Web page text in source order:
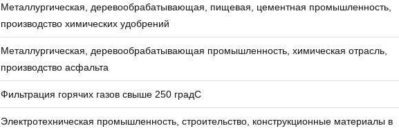
Металлургическая, деревообрабатывающая, пищевая, цементная промышленность,
производство химических удобрений
Металлургическая, деревообрабатывающая промышленность, химическая отрасль,
производство асфальта
Фильтрация горячих газов свыше 250 градС
Электротехническая промышленность, строительство, конструкционные материалы в